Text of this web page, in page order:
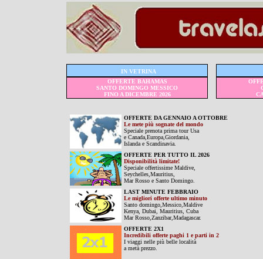
IN VETRINA
OFFERTE BAHAMAS
SANTO DOMINGO MESSICO
FINO A DICEMBRE 2026
OFFERTE DA GENNAIO A OTTOBRE
Le mete più sognate del mondo
Speciale prenota prima tour Usa
e Canada,Europa,Giordania,
Islanda e Scandinavia.
OFFERTE PER TUTTO IL 2026
Disponibilità limitate!
Speciale offertissime Maldive,
Seychelles,Mauritius,
Mar Rosso e Santo Domingo.
LAST MINUTE FEBBRAIO
Le migliori offerte ultimo minuto
Santo domingo,Messico,Maldive
Kenya, Dubai, Mauritius, Cuba
Mar Rosso,Zanzibar,Madagascar.
OFFERTE 2X1
Incredibili offerte paghi 1 e parti in 2
I viaggi nelle più belle località
a metà prezzo.